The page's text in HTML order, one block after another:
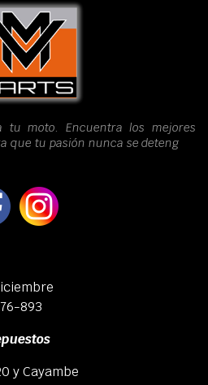
tu moto. Encuentra los mejores
que tu pasión nunca se deteng
893
y Cayambe